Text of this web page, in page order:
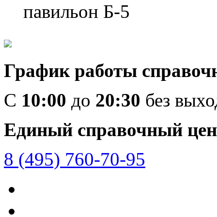
павильон Б-5
График работы
C 10:00 до 20:30 без
Единый справочный
8 (495) 760-70-95